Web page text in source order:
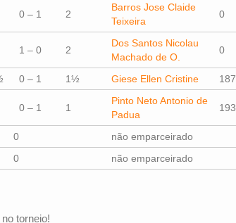
0 – 1 2
Barros Jose Claide
Teixeira
0
1 – 0 2
Dos Santos Nicolau
Machado de O.
0
0 – 1 1½ Giese Ellen Cristine
0 – 1 1
Pinto Neto Antonio de
Padua
0
não emparceirado
0 não emparceirado
torneio!